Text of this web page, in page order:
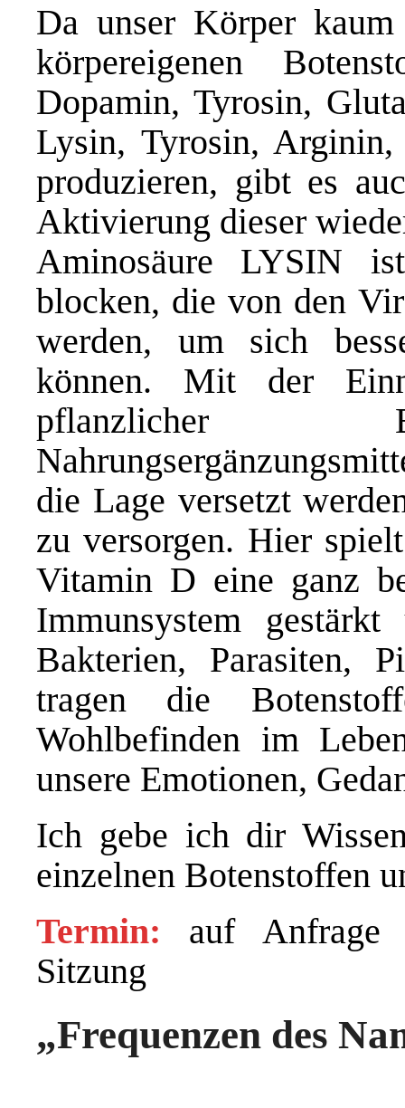
Da unser Körper
körpereigenen
Dopamin, Tyrosin,
Lysin, Tyrosin,
produzieren, gibt es
Aktivierung dieser
Aminosäure LYSIN
blocken, die von den
werden, um sich
können. Mit der
pflanzlicher
die Lage versetzt
zu versorgen. Hier
Vitamin D eine ganz
Immunsystem
Bakterien, Parasiten,
tragen die
Wohlbefinden im
unsere Emotionen,
Ich gebe ich dir
einzelnen Botenstoffen
Termin: auf Anfrage
Sitzung
„Frequenzen des